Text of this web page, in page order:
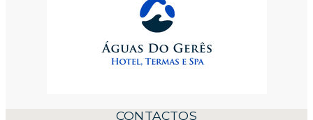
CONTACTOS